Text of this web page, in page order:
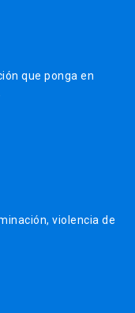
que ponga en
violencia de